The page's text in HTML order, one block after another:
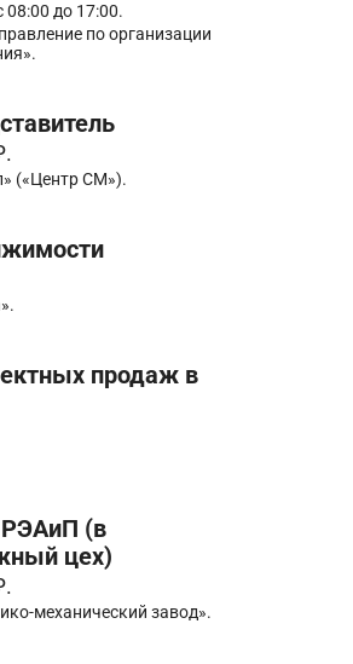
08:00 до 17:00.
по организации
(«Центр СМ»).
продаж в
(в
цех)
механический завод».